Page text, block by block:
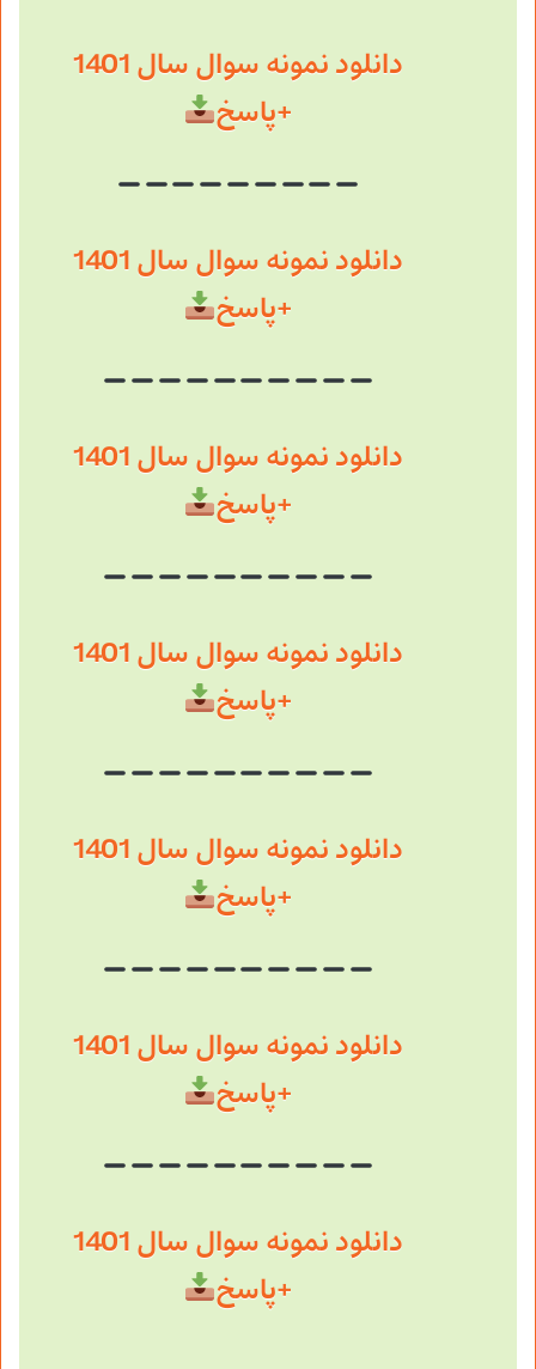
دانلود نمونه سوال سال 1401
+پاسخ
دانلود نمونه سوال سال 1401
+پاسخ
دانلود نمونه سوال سال 1401
+پاسخ
دانلود نمونه سوال سال 1401
+پاسخ
دانلود نمونه سوال سال 1401
+پاسخ
دانلود نمونه سوال سال 1401
+پاسخ
دانلود نمونه سوال سال 1401
+پاسخ